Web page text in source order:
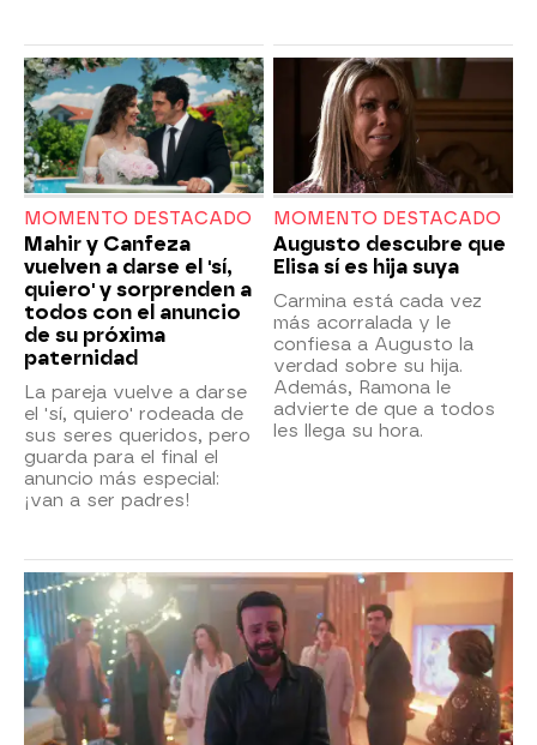
MOMENTO DESTACADO
Mahir y Canfeza
vuelven a darse el 'sí,
quiero' y sorprenden a
todos con el anuncio
de su próxima
paternidad
La pareja vuelve a darse
el 'sí, quiero' rodeada de
sus seres queridos, pero
guarda para el final el
anuncio más especial:
¡van a ser padres!
MOMENTO DESTACADO
Augusto descubre que
Elisa sí es hija suya
Carmina está cada vez
más acorralada y le
confiesa a Augusto la
verdad sobre su hija.
Además, Ramona le
advierte de que a todos
les llega su hora.